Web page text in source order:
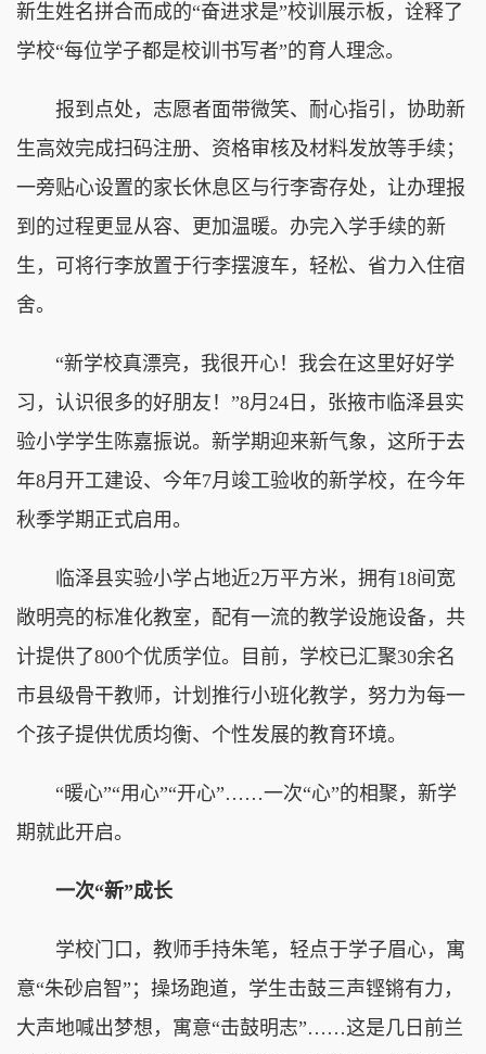
新生姓名拼合而成的“奋进求是”校训展示板，诠释了
学校“每位学子都是校训书写者”的育人理念。
报到点处，志愿者面带微笑、耐心指引，协助新
生高效完成扫码注册、资格审核及材料发放等手续；
一旁贴心设置的家长休息区与行李寄存处，让办理报
到的过程更显从容、更加温暖。办完入学手续的新
生，可将行李放置于行李摆渡车，轻松、省力入住宿
舍。
“新学校真漂亮，我很开心！我会在这里好好学
习，认识很多的好朋友！”8月24日，张掖市临泽县实
验小学学生陈嘉振说。新学期迎来新气象，这所于去
年8月开工建设、今年7月竣工验收的新学校，在今年
秋季学期正式启用。
临泽县实验小学占地近2万平方米，拥有18间宽
敞明亮的标准化教室，配有一流的教学设施设备，共
计提供了800个优质学位。目前，学校已汇聚30余名
市县级骨干教师，计划推行小班化教学，努力为每一
个孩子提供优质均衡、个性发展的教育环境。
“暖心”“用心”“开心”……一次“心”的相聚，新学
期就此开启。
一次“新”成长
学校门口，教师手持朱笔，轻点于学子眉心，寓
意“朱砂启智”；操场跑道，学生击鼓三声铿锵有力，
大声地喊出梦想，寓意“击鼓明志”……这是几日前兰